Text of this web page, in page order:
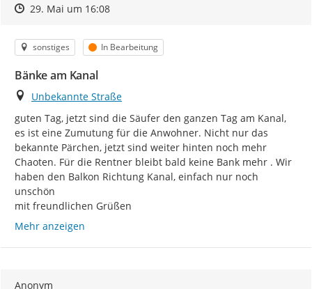
Zeitpunkt des Erstellens
Zeitpunkt des Erstellens
29. Mai um 16:08Zur Äußerung
Kategorie
sonstiges Status
In Bearbeitung
Bänke am Kanal
Ort
Unbekannte Straße
guten Tag, jetzt sind die Säufer den ganzen Tag am Kanal,
es ist eine Zumutung für die Anwohner. Nicht nur das
bekannte Pärchen, jetzt sind weiter hinten noch mehr
Chaoten. Für die Rentner bleibt bald keine Bank mehr . Wir
haben den Balkon Richtung Kanal, einfach nur noch
unschön
mit freundlichen Grüßen
Mehr anzeigen
Anonym